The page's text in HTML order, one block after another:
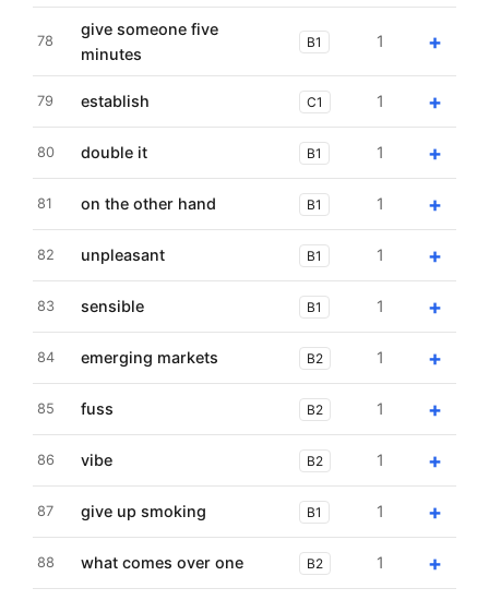
78
give someone five
minutes
B1 1 +
79 establish C1 1 +
80 double it B1 1 +
81 on the other hand B1 1 +
82 unpleasant B1 1 +
83 sensible B1 1 +
84 emerging markets B2 1 +
85 fuss B2 1 +
86 vibe B2 1 +
87 give up smoking B1 1 +
88 what comes over one B2 1 +